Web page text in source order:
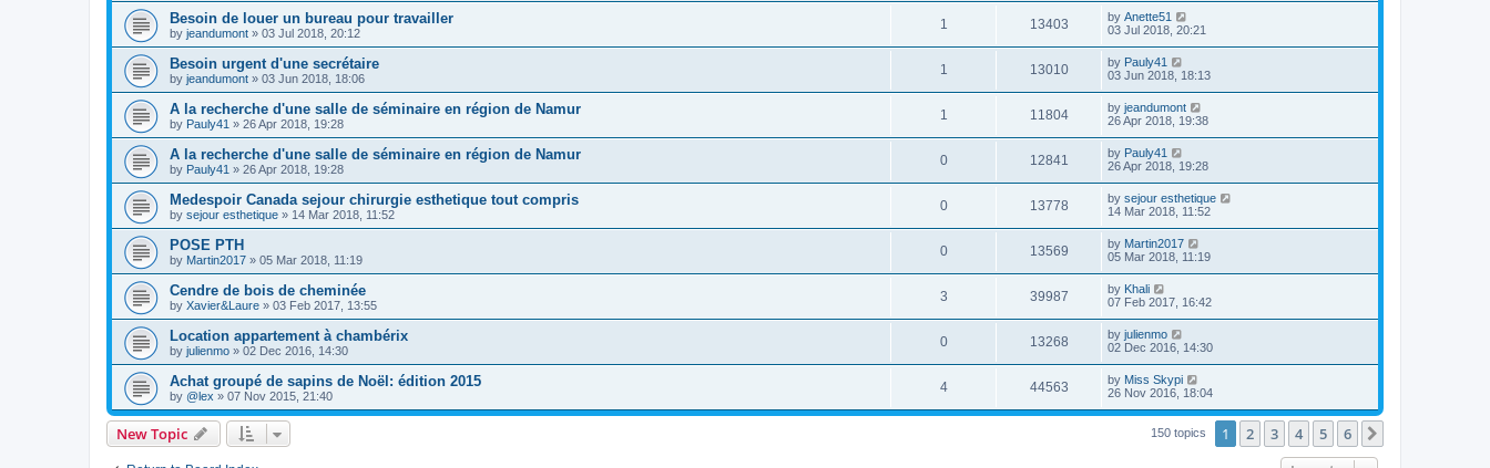
Besoin de louer un bureau pour travailler
by jeandumont » 03 Jul 2018, 20:12
1 13403 by Anette51
03 Jul 2018, 20:21
Besoin urgent d'une secrétaire
by jeandumont » 03 Jun 2018, 18:06
1 13010 by Pauly41
03 Jun 2018, 18:13
A la recherche d'une salle de séminaire en région de Namur
by Pauly41 » 26 Apr 2018, 19:28
1 11804 by jeandumont
26 Apr 2018, 19:38
A la recherche d'une salle de séminaire en région de Namur
by Pauly41 » 26 Apr 2018, 19:28
0 12841 by Pauly41
26 Apr 2018, 19:28
Medespoir Canada sejour chirurgie esthetique tout compris
by sejour esthetique » 14 Mar 2018, 11:52
0 13778 by sejour esthetique
14 Mar 2018, 11:52
POSE PTH
by Martin2017 » 05 Mar 2018, 11:19
0 13569 by Martin2017
05 Mar 2018, 11:19
Cendre de bois de cheminée
by Xavier&Laure » 03 Feb 2017, 13:55
3 39987 by Khali
07 Feb 2017, 16:42
Location appartement à chambérix
by julienmo » 02 Dec 2016, 14:30
0 13268 by julienmo
02 Dec 2016, 14:30
Achat groupé de sapins de Noël: édition 2015
by @lex » 07 Nov 2015, 21:40
4 44563 by Miss Skypi
26 Nov 2016, 18:04
New Topic 150 topics 1 2 3 4 5 6